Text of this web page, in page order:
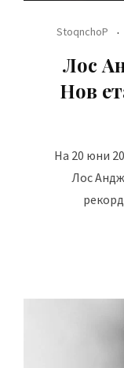
StoqnchoP
Лос
Нов
На 20 юни
Лос